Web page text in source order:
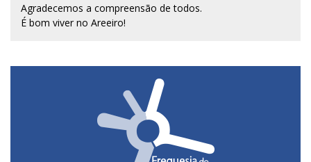
Agradecemos a compreensão de todos.
É bom viver no Areeiro!